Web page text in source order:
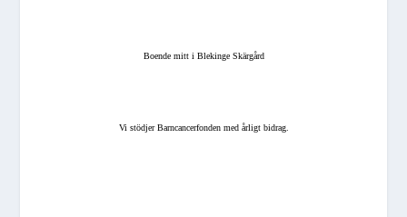
Boende mitt i Blekinge Skärgård
Vi stödjer Barncancerfonden med årligt bidrag.